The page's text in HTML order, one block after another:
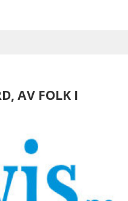
AV FOLK I